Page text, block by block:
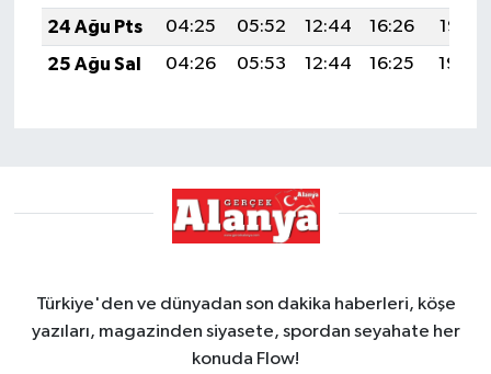
24 Ağu Pts
04:25 05:52 12:44 16:26
19:25
25 Ağu Sal
04:26 05:53 12:44 16:25 19:24
Türkiye'den ve dünyadan son dakika haberleri, köşe
yazıları, magazinden siyasete, spordan seyahate her
konuda Flow!